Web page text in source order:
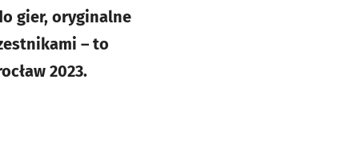
gier, oryginalne
– to
2023.